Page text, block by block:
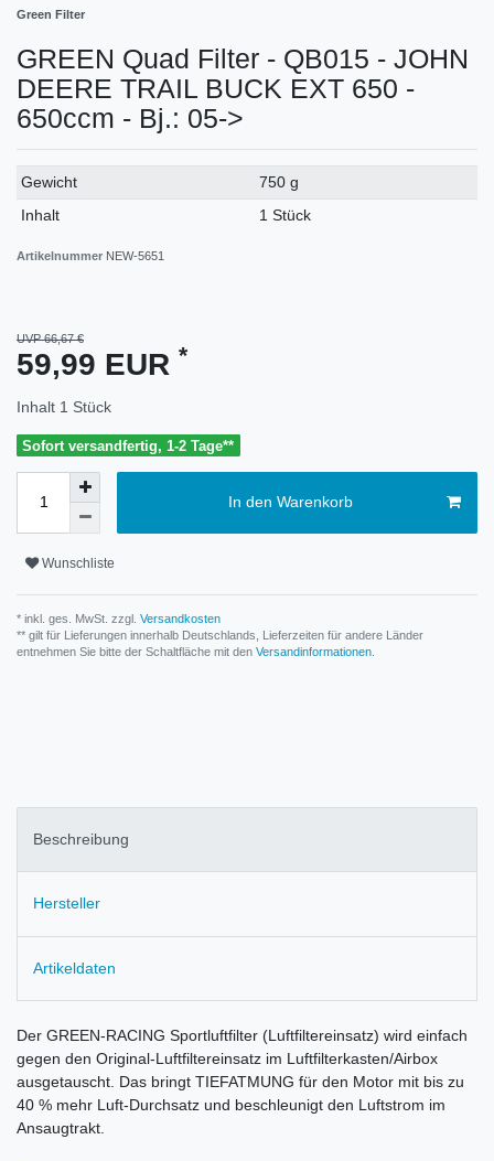
Green Filter
GREEN Quad Filter - QB015 - JOHN
DEERE TRAIL BUCK EXT 650 -
650ccm - Bj.: 05->
Technisches
Merkmal
Wert
Gewicht
750 g
Inhalt
1 Stück
Artikelnummer NEW-5651
UVP 66,67 €
59,99 EUR *
Inhalt 1 Stück
Sofort versandfertig, 1-2 Tage**
In den Warenkorb
Wunschliste
* inkl. ges. MwSt. zzgl. Versandkosten
** gilt für Lieferungen innerhalb Deutschlands, Lieferzeiten für andere Länder
entnehmen Sie bitte der Schaltfläche mit den Versandinformationen
Beschreibung
Hersteller
Artikeldaten
Der GREEN-RACING Sportluftfilter (Luftfiltereinsatz) wird einfach
gegen den Original-Luftfiltereinsatz im Luftfilterkasten/Airbox
ausgetauscht. Das bringt TIEFATMUNG für den Motor mit bis zu
40 % mehr Luft-Durchsatz und beschleunigt den Luftstrom im
Ansaugtrakt.